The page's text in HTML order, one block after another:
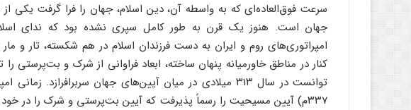
سرعت فوق‌‌العاده‌ای که به واسطه آن، دین اسلام، جهان را فرا گرفت یکی از
جهان است. هنوز یک قرن به طور کامل سپری نشده بود که ندای
امپراتوری‌های روم و ایران به دست فرزندان اسلام در هم شکسته، تار و
کنار در مناطق خاورمیانه پنهان ساخته، ابعاد فراوانی از شرک و
۳۳۷م) آیین مسیحیت را رسماً پذیرفت که آیین بت‌پرستی و شرک را در